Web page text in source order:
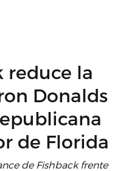
reduce la
Donalds
de Florida
de Fishback frente